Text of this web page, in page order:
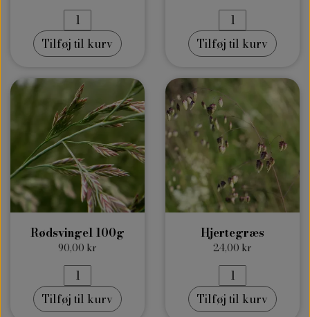
Tilføj til kurv Tilføj til kurv
Rødsvingel 100g
90,00 kr
Tilføj til kurv
Hjertegræs
24,00 kr
Tilføj til kurv